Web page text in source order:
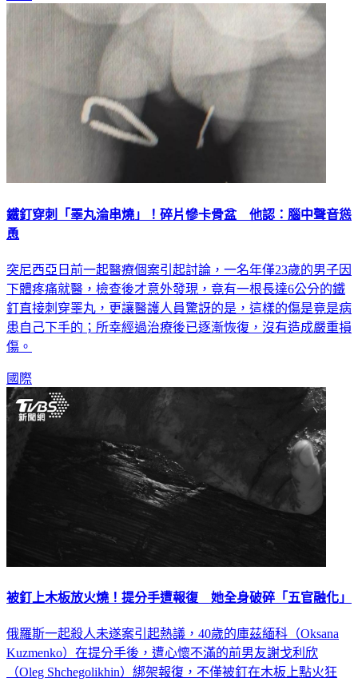
鐵釘穿刺「睪丸淪串燒」！碎片慘卡骨盆 他認：腦中聲音慫
恿
突尼西亞日前一起醫療個案引起討論，一名年僅23歲的男子因
下體疼痛就醫，檢查後才意外發現，竟有一根長達6公分的鐵
釘直接刺穿睪丸，更讓醫護人員驚訝的是，這樣的傷是竟是病
患自己下手的；所幸經過治療後已逐漸恢復，沒有造成嚴重損
傷。
國際
被釘上木板放火燒！提分手遭報復 她全身破碎「五官融化」
俄羅斯一起殺人未遂案引起熱議，40歲的庫茲緬科（Oksana
Kuzmenko）在提分手後，遭心懷不滿的前男友謝戈利欣
（Oleg Shchegolikhin）綁架報復，不僅被釘在木板上點火狂